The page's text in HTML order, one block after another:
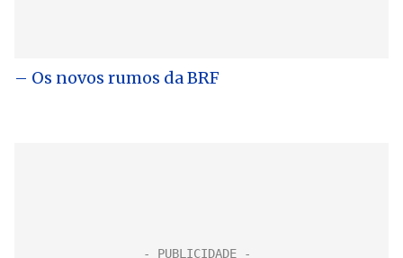
– Os novos rumos da BRF